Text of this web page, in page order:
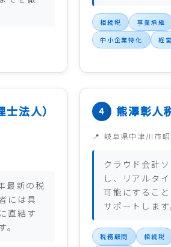
相続税 事業承継
中小企業特化
経
法人）
最新の税
には具
直結す
熊澤彰人
岐阜県中津川市昭
クラウド会計
し、リアルタ
可能にするこ
サポートします
税務顧問 相続税